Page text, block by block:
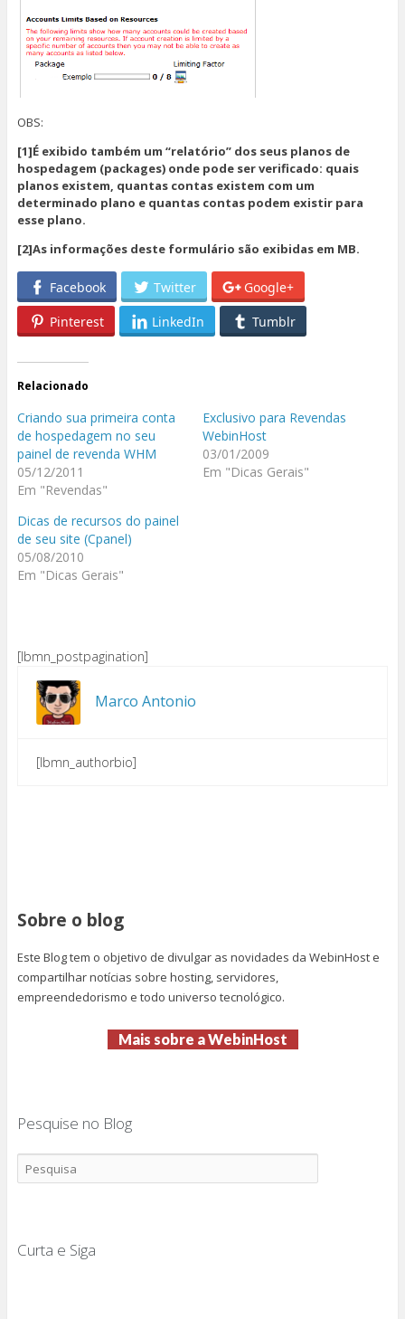
OBS:
[1]É exibido também um “relatório” dos seus planos de
hospedagem (packages) onde pode ser verificado: quais
planos existem, quantas contas existem com um
determinado plano e quantas contas podem existir para
esse plano.
[2]As informações deste formulário são exibidas em MB.
Facebook Twitter
Google+
Pinterest
LinkedIn Tumblr
Relacionado
Criando sua primeira conta
de hospedagem no seu
painel de revenda WHM
05/12/2011
Em "Revendas"
Exclusivo para Revendas
WebinHost
03/01/2009
Em "Dicas Gerais"
Dicas de recursos do painel
de seu site (Cpanel)
05/08/2010
Em "Dicas Gerais"
[lbmn_postpagination]
Marco Antonio
[lbmn_authorbio]
Sobre o blog
Este Blog tem o objetivo de divulgar as novidades da WebinHost e
compartilhar notícias sobre hosting, servidores,
empreendedorismo e todo universo tecnológico.
Mais sobre a WebinHost
Pesquise no Blog
Curta e Siga